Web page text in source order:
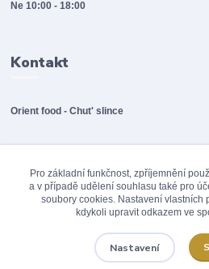
Ne 10:00 - 18:00
Kontakt
Orient food - Chut' slince
Pro základní funkčnost, zpříjemnění
a v případě udělení souhlasu také pro
soubory cookies. Nastavení vlastních
kdykoli upravit odkazem ve
Nastavení